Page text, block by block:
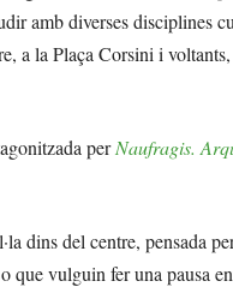
amb diverses disciplines
a la Plaça Corsini i
perNaufragis.
dins del centre, pensada
que vulguin fer una pausa